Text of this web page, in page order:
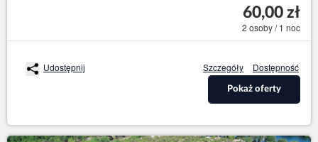
60,00 zł
2 osoby / 1 noc
Udostępnij Szczegóły Dostępność
Pokaż oferty